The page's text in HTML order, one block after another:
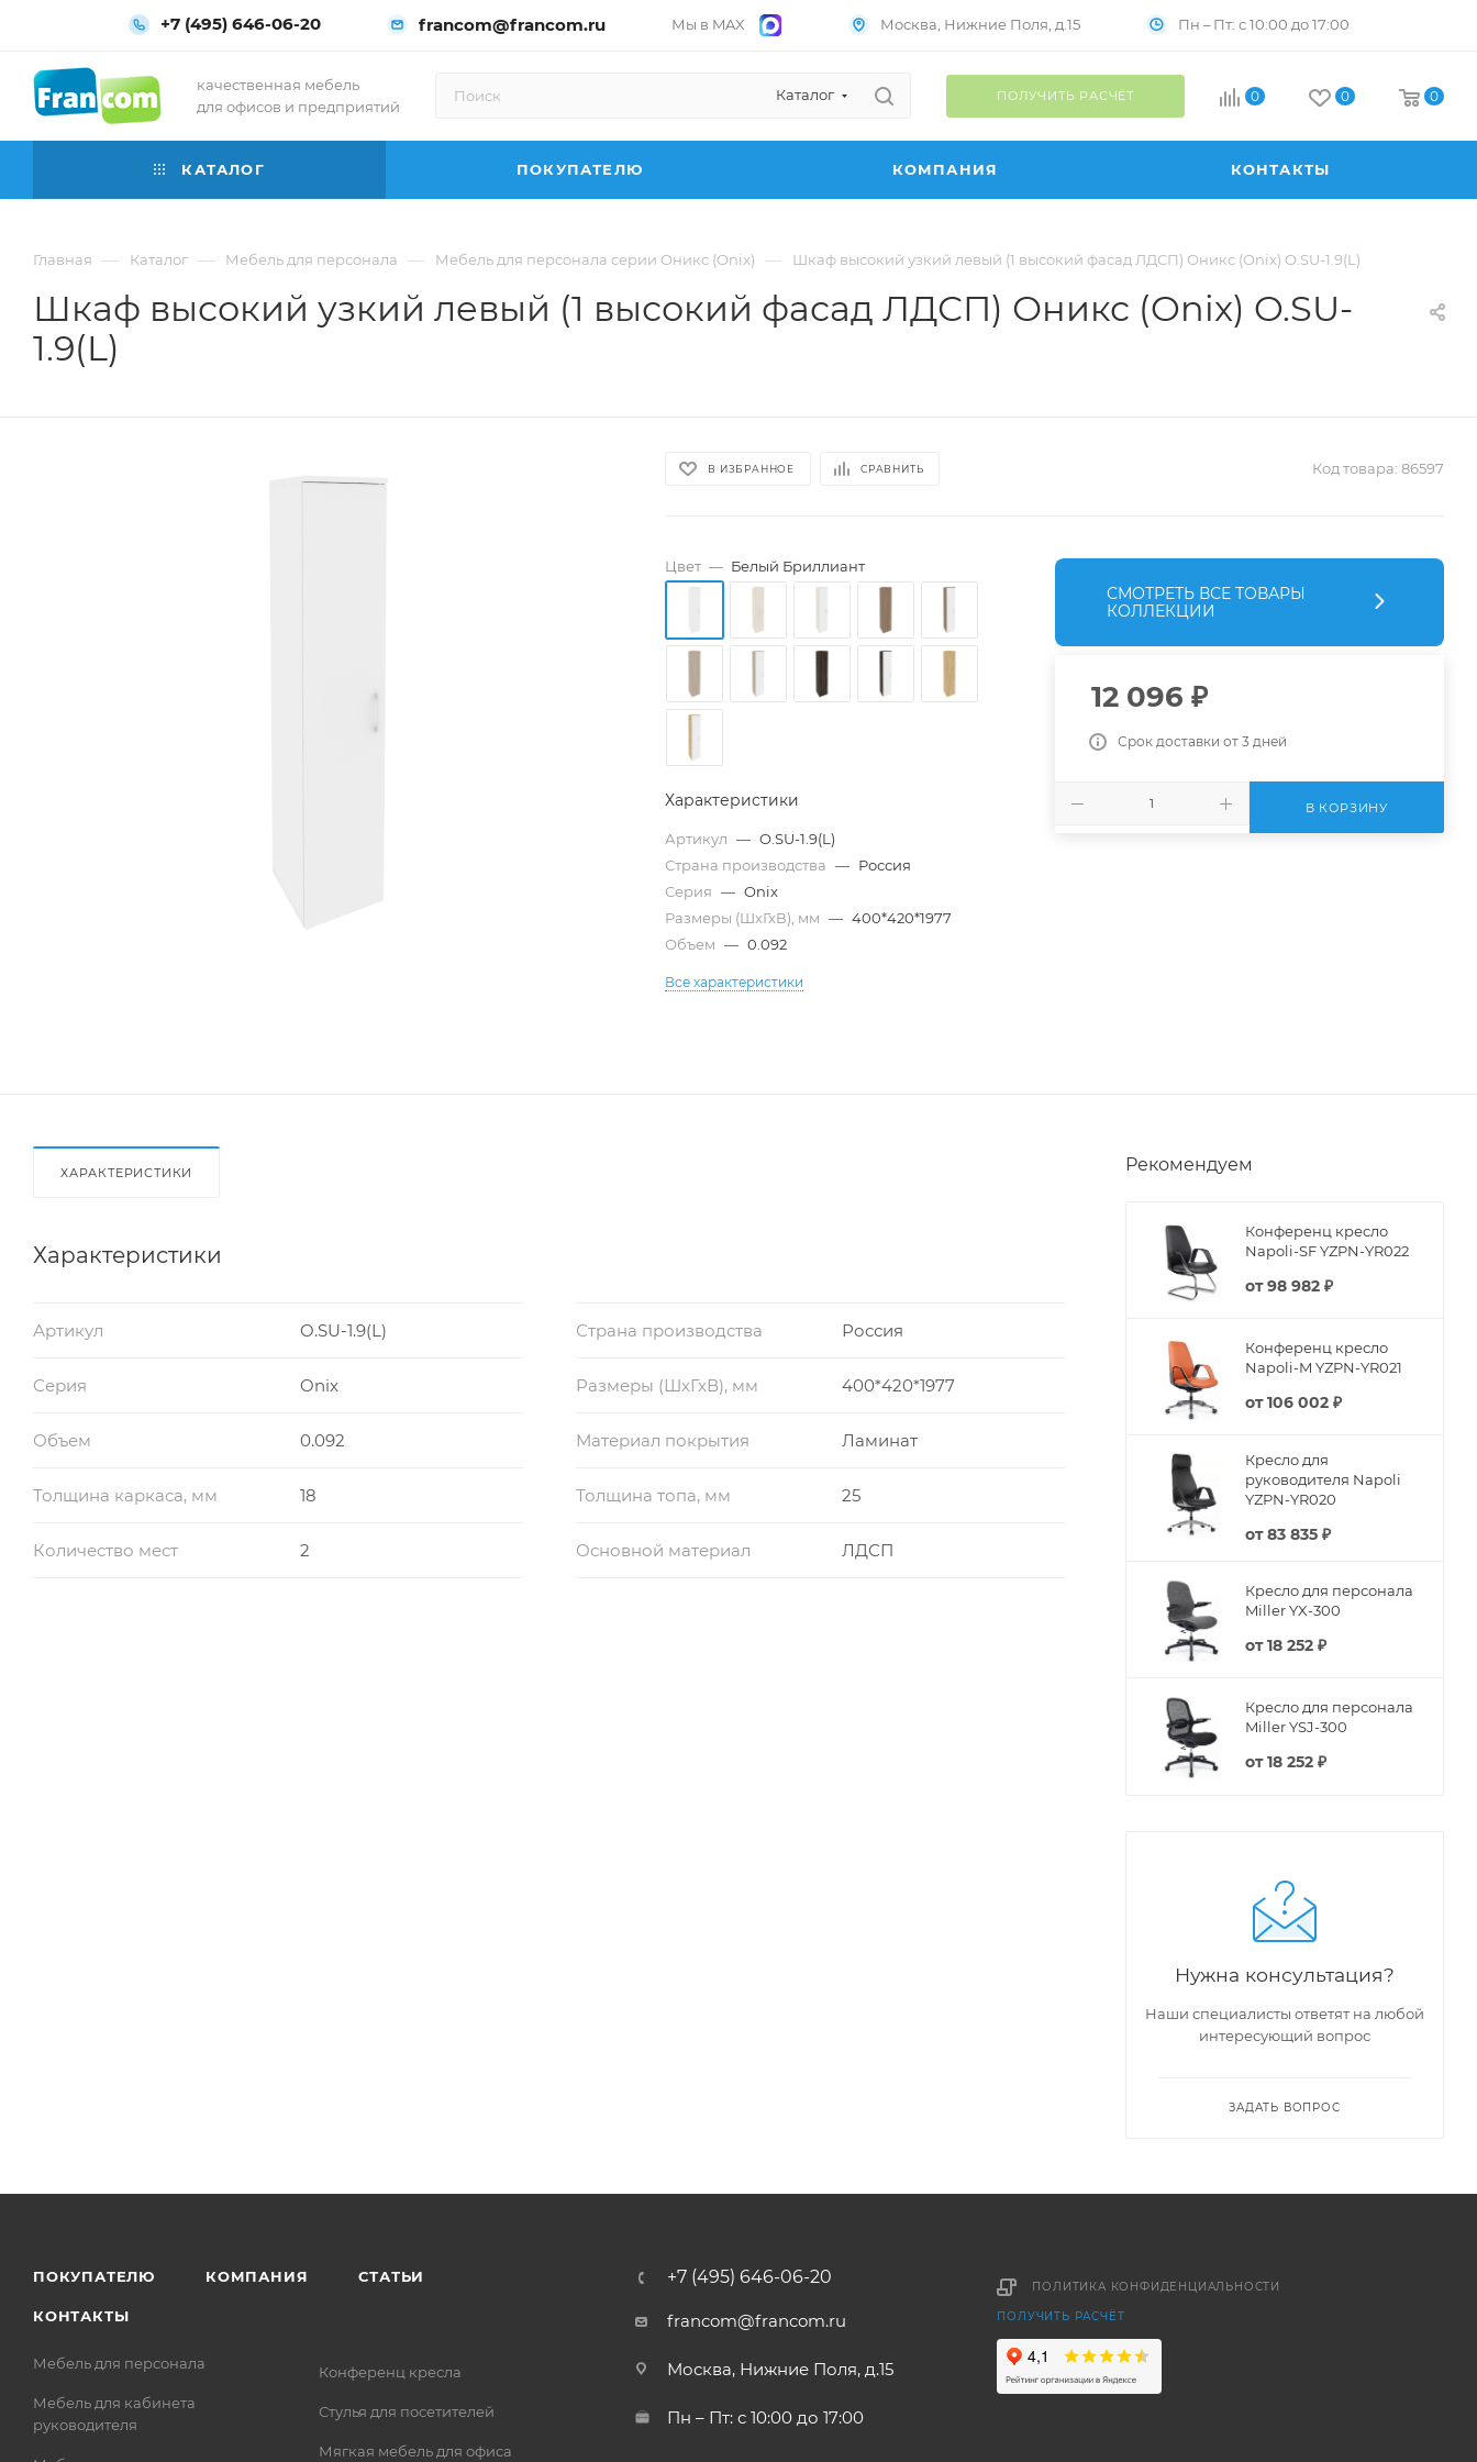
+7 (495) 646-06-20 francom@francom.ru Мы в MAX Москва, Нижние Поля, д.15 Пн – Пт: с 10:00 до 17:00
качественная мебель
для офисов и предприятий
Каталог ПОЛУЧИТЬ РАСЧЁТ 0 0 0
КАТАЛОГ ПОКУПАТЕЛЮ КОМПАНИЯ КОНТАКТЫ
Главная — Каталог — Мебель для персонала — Мебель для персонала серии Оникс (Onix) — Шкаф высокий узкий левый (1 высокий фасад ЛДСП) Оникс (Onix) O.SU-1.9(L)
Шкаф высокий узкий левый (1 высокий фасад ЛДСП) Оникс (Onix) O.SU-
1.9(L)
В ИЗБРАННОЕ СРАВНИТЬ Код товара: 86597
Цвет — Белый Бриллиант
Характеристики
Артикул — O.SU-1.9(L)
Страна производства — Россия
Серия — Onix
Размеры (ШхГхВ), мм — 400*420*1977
Объем — 0.092
Все характеристики
СМОТРЕТЬ ВСЕ ТОВАРЫ
КОЛЛЕКЦИИ
12 096 ₽
Срок доставки от 3 дней
В КОРЗИНУ
ХАРАКТЕРИСТИКИ
Характеристики
Артикул O.SU-1.9(L) Страна производства Россия
Серия Onix Размеры (ШхГхВ), мм 400*420*1977
Объем 0.092 Материал покрытия Ламинат
Толщина каркаса, мм 18 Толщина топа, мм 25
Количество мест 2 Основной материал ЛДСП
Рекомендуем
Конференц кресло
Napoli-SF YZPN-YR022
от98 982 ₽
Конференц кресло
Napoli-M YZPN-YR021
от106 002 ₽
Кресло для
руководителя Napoli
YZPN-YR020
от83 835 ₽
Кресло для персонала
Miller YX-300
от18 252 ₽
Кресло для персонала
Miller YSJ-300
от18 252 ₽
Нужна консультация?
Наши специалисты ответят на любой
интересующий вопрос
ЗАДАТЬ ВОПРОС
ПОКУПАТЕЛЮ КОМПАНИЯ СТАТЬИ
КОНТАКТЫ
Мебель для персонала
Мебель для кабинета
руководителя
Конференц кресла
Стулья для посетителей
Мягкая мебель для офиса
+7 (495) 646-06-20
francom@francom.ru
Москва, Нижние Поля, д.15
Пн – Пт: с 10:00 до 17:00
ПОЛИТИКА КОНФИДЕНЦИАЛЬНОСТИ
ПОЛУЧИТЬ РАСЧЁТ